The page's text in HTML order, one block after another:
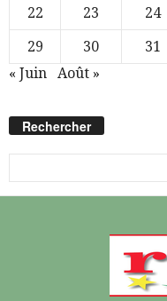
22
23 24
29
30
31
« Juin
Août »
Rechercher